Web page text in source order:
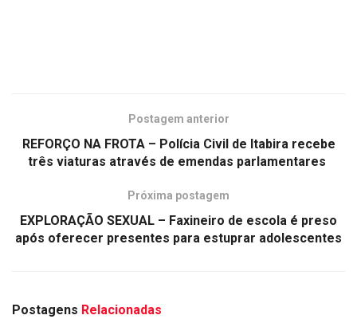
Postagem anterior
REFORÇO NA FROTA – Polícia Civil de Itabira recebe
três viaturas através de emendas parlamentares
Próxima postagem
EXPLORAÇÃO SEXUAL – Faxineiro de escola é preso
após oferecer presentes para estuprar adolescentes
Postagens Relacionadas